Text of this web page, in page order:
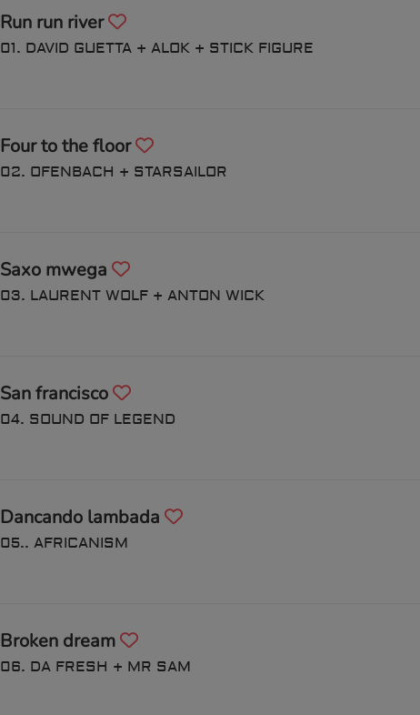
Run run river
01. DAVID GUETTA + ALOK + STICK FIGURE
Four to the floor
02. OFENBACH + STARSAILOR
Saxo mwega
03. LAURENT WOLF + ANTON WICK
San francisco
04. SOUND OF LEGEND
Dancando lambada
05.. AFRICANISM
Broken dream
06. DA FRESH + MR SAM